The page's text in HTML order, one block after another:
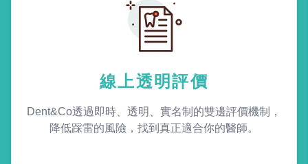
線上透明評價
Dent&Co透過即時、透明、實名制的雙邊評價機制，
降低踩雷的風險，找到真正適合你的醫師。